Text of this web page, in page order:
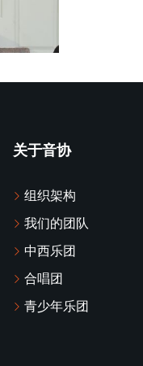
关于音协
组织架构
我们的团队
中西乐团
合唱团
青少年乐团